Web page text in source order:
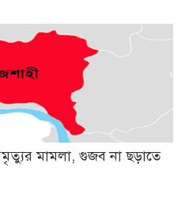
মামলা, গুজব না ছড়াতে